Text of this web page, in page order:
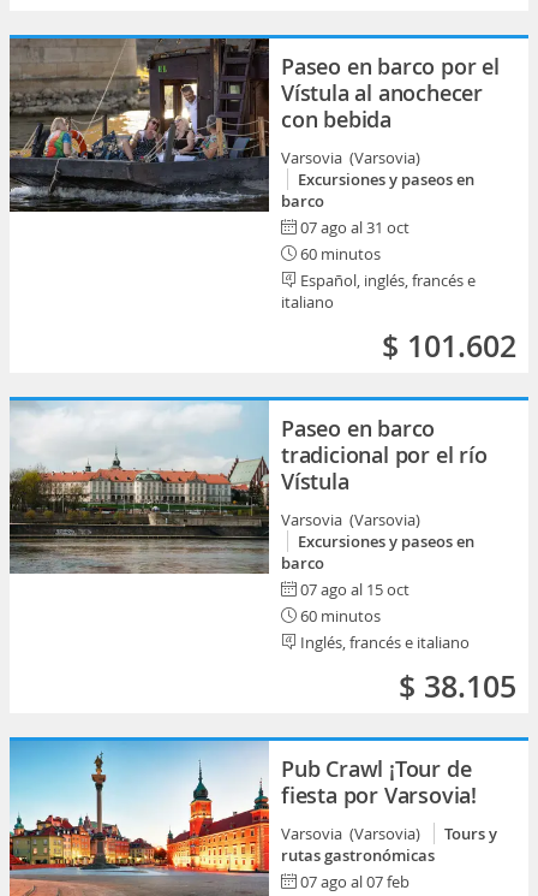
Paseo en barco por el
Vístula al anochecer
con bebida
Varsovia (Varsovia)
Excursiones y paseos en
barco
07 ago al 31 oct
60 minutos
Español, inglés, francés e
italiano
$ 101.602
Paseo en barco
tradicional por el río
Vístula
Varsovia (Varsovia)
Excursiones y paseos en
barco
07 ago al 15 oct
60 minutos
Inglés, francés e italiano
$ 38.105
Pub Crawl ¡Tour de
fiesta por Varsovia!
Varsovia (Varsovia)
Tours y
rutas gastronómicas
07 ago al 07 feb